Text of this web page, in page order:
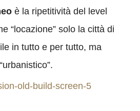
è la ripetitività del level
“locazione” solo la città di
in tutto e per tutto, ma